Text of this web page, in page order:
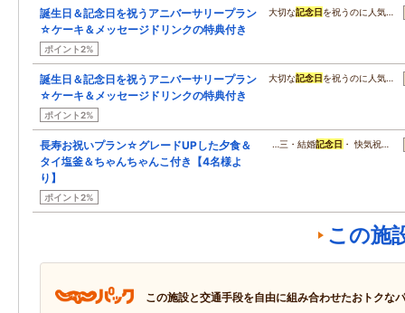
誕生日＆記念日を祝うアニバーサリープラン
☆ケーキ＆メッセージドリンクの特典付き
ポイント2%
大切な記念日 を祝うのに人気…
誕生日＆記念日を祝うアニバーサリープラン
☆ケーキ＆メッセージドリンクの特典付き
ポイント2%
大切な記念日 を祝うのに人気…
長寿お祝いプラン☆グレードUPした夕食＆
タイ塩釜＆ちゃんちゃんこ付き【4名様よ
り】
ポイント2%
…三・結婚記念日 ・ 快気祝…
この施
この施設と交通手段を自由に組み合わせたおトクな